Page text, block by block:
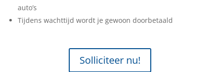
auto’s
Tijdens wachttijd wordt je gewoon doorbetaald
Solliciteer nu!